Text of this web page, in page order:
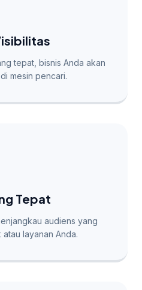
tepat, bisnis Anda akan
mesin pencari.
Tepat
audiens yang
layanan Anda.